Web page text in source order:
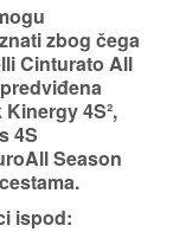
zbog čega
Cinturato All
4S²,
4S
Season
.
ispod: